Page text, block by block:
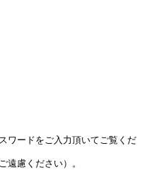
ワードをご入力頂いてご覧くだ
遠慮ください）。